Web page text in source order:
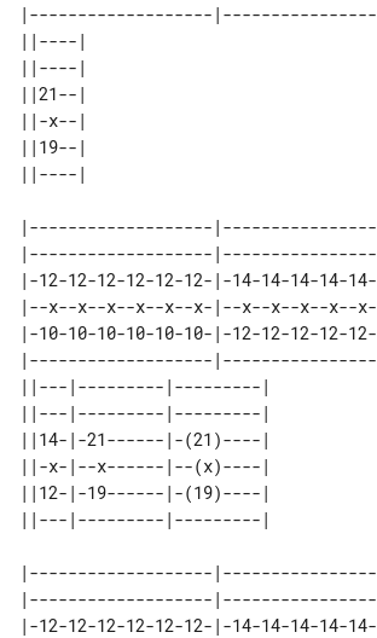
|-------------------|----------------
||----|
||----|
||21--|
||-x--|
||19--|
|-------------------|----------------
|-------------------|----------------
|-12-12-12-12-12-12-|-14-14-14-14-14-
|--x--x--x--x--x--x-|--x--x--x--x--x-
|-10-10-10-10-10-10-|-12-12-12-12-12-
|-------------------|----------------
||---|---------|---------|
||---|---------|---------|
||14-|-21------|-(21)----|
||-x-|--x------|--(x)----|
||12-|-19------|-(19)----|
|-------------------|----------------
|-------------------|----------------
|-12-12-12-12-12-12-|-14-14-14-14-14-